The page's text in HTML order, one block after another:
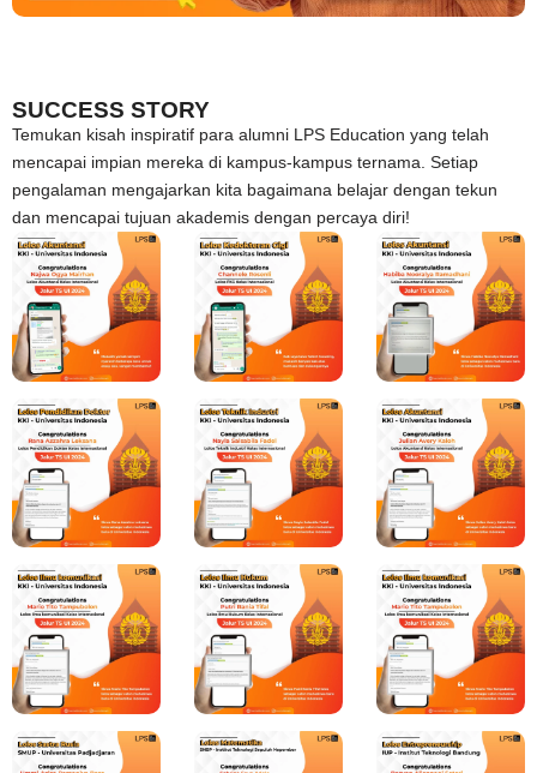
SUCCESS STORY
Temukan kisah inspiratif para alumni LPS Education yang telah
mencapai impian mereka di kampus-kampus ternama. Setiap
pengalaman mengajarkan kita bagaimana belajar dengan tekun
dan mencapai tujuan akademis dengan percaya diri!